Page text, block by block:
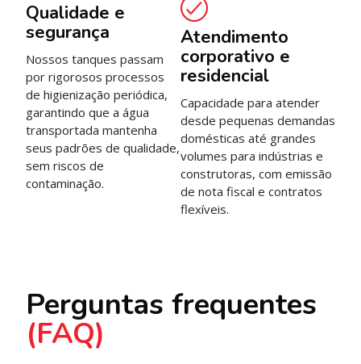
Qualidade e
segurança
Nossos tanques passam
por rigorosos processos
de higienização periódica,
garantindo que a água
transportada mantenha
seus padrões de qualidade,
sem riscos de
contaminação.
Atendimento
corporativo e
residencial
Capacidade para atender
desde pequenas demandas
domésticas até grandes
volumes para indústrias e
construtoras, com emissão
de nota fiscal e contratos
flexíveis.
Perguntas frequentes
(FAQ)